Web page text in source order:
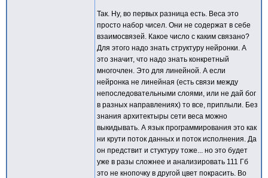
Так. Ну, во первых разница есть. Веса это
просто набор чисел. Они не содержат в себе
взаимосвязей. Какое число с каким связано?
Для этого надо знать структуру нейронки. А
это значит, что надо знать конкретный
многочлен. Это для линейной. А если
нейронка не линейная (есть связи между
непоследовательными слоями, или не дай бог
в разных направлениях) то все, приплыли. Без
знания архитектыры сети веса можно
выкидывать. А язык программирования это как
ни крути поток данных и поток исполнения. Да
он предствит и стуктуру тоже... но это будет
уже в разы сложнее и анализировать 111 Гб
это не кнопочку в другой цвет покрасить. Во